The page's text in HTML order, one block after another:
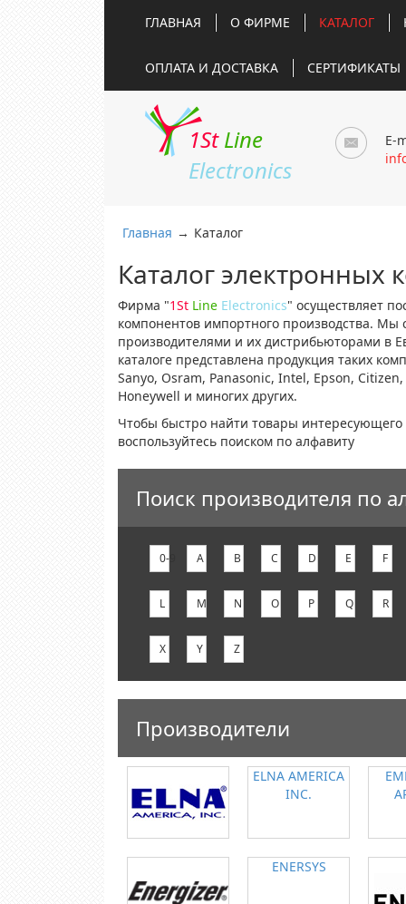
ГЛАВНАЯ О ФИРМЕ КАТАЛОГ
ОПЛАТА И ДОСТАВКА СЕРТИФИКАТЫ
1St Line
Electronics
E-
Главная → Каталог
Каталог электронных
Фирма "1St Line Electronics" осуществляет
компонентов импортного производства.
производителями и их дистрибьюторами
каталоге представлена продукция таких
Sanyo, Osram, Panasonic, Intel, Epson,
Honeywell и миногих других.
Чтобы быстро найти товары интересующего
воспользуйтесь поиском по алфавиту
Поиск производителя по
0-9 A B C D E F
L M N O P Q R
X Y Z
Производители
ELNA AMERICA
INC.
ENERSYS